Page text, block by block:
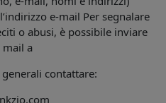
e-mail Per segnalare
o abusi, è possibile inviare
mail a
contattare: